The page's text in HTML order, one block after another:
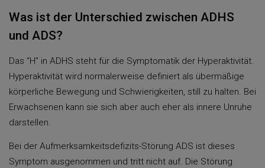
Was ist der Unterschied zwischen ADHS
und ADS?
Das “H” in ADHS steht für die Symptomatik der Hyperaktivität.
Hyperaktivität wird normalerweise definiert als übermäßige
körperliche Bewegung und Schwierigkeiten, still zu halten. Bei
Erwachsenen kann sie sich aber auch eher als innere Unruhe
darstellen.
Bei der Aufmerksamkeitsdefizits-Störung ADS ist dieses
Symptom ausgenommen und tritt nicht auf. Die Störung